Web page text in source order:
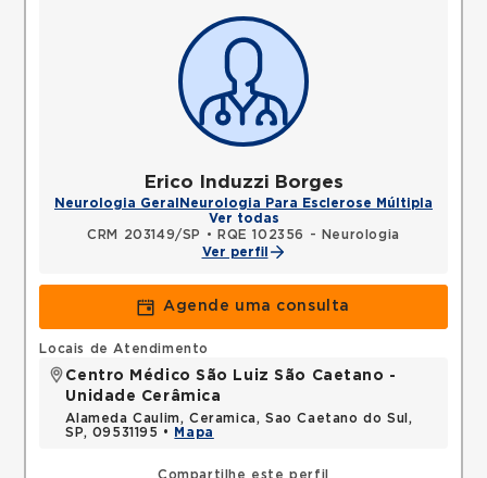
Erico Induzzi Borges
Neurologia Geral Neurologia Para Esclerose Múltipla
Ver todas
CRM 203149/SP
•
RQE 102356 - Neurologia
Ver perfil
Agende uma consulta
Compartilhe este perfil
Locais de Atendimento
Centro Médico São Luiz São Caetano -
Unidade Cerâmica
Alameda Caulim, Ceramica, Sao Caetano do Sul,
SP, 09531195 •
Mapa